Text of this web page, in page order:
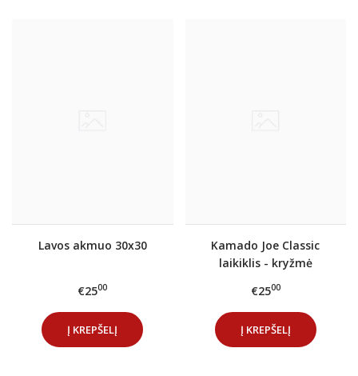
Lavos akmuo 30x30
€2500
Į KREPŠELĮ
Kamado Joe Classic
laikiklis - kryžmė
€2500
Į KREPŠELĮ